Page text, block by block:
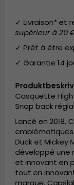
✓ Livraison* et
supérieur à 20
✓ Prêt à être
✓ Garantie 14
Casquette High
Snap back
Lancé en 2018,
Duck et Mickey
développé une
et innovant en
tout en
marque.